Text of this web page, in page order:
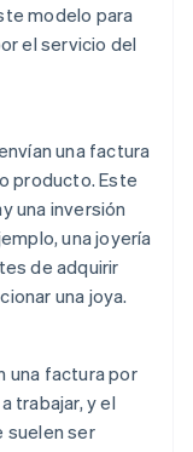
modelo para
el servicio del
una factura
producto. Este
una inversión
una joyería
de adquirir
una joya.
una factura por
trabajar, y el
suelen ser